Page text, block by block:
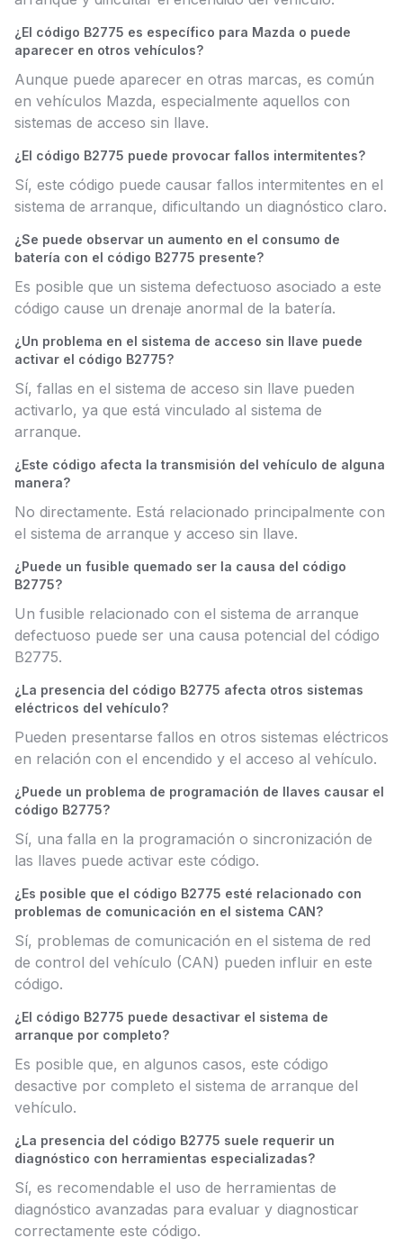
¿El código B2775 es específico para Mazda o puede
aparecer en otros vehículos?
Aunque puede aparecer en otras marcas, es común
en vehículos Mazda, especialmente aquellos con
sistemas de acceso sin llave.
¿El código B2775 puede provocar fallos intermitentes?
Sí, este código puede causar fallos intermitentes en el
sistema de arranque, dificultando un diagnóstico claro.
¿Se puede observar un aumento en el consumo de
batería con el código B2775 presente?
Es posible que un sistema defectuoso asociado a este
código cause un drenaje anormal de la batería.
¿Un problema en el sistema de acceso sin llave puede
activar el código B2775?
Sí, fallas en el sistema de acceso sin llave pueden
activarlo, ya que está vinculado al sistema de
arranque.
¿Este código afecta la transmisión del vehículo de alguna
manera?
No directamente. Está relacionado principalmente con
el sistema de arranque y acceso sin llave.
¿Puede un fusible quemado ser la causa del código
B2775?
Un fusible relacionado con el sistema de arranque
defectuoso puede ser una causa potencial del código
B2775.
¿La presencia del código B2775 afecta otros sistemas
eléctricos del vehículo?
Pueden presentarse fallos en otros sistemas eléctricos
en relación con el encendido y el acceso al vehículo.
¿Puede un problema de programación de llaves causar el
código B2775?
Sí, una falla en la programación o sincronización de
las llaves puede activar este código.
¿Es posible que el código B2775 esté relacionado con
problemas de comunicación en el sistema CAN?
Sí, problemas de comunicación en el sistema de red
de control del vehículo (CAN) pueden influir en este
código.
¿El código B2775 puede desactivar el sistema de
arranque por completo?
Es posible que, en algunos casos, este código
desactive por completo el sistema de arranque del
vehículo.
¿La presencia del código B2775 suele requerir un
diagnóstico con herramientas especializadas?
Sí, es recomendable el uso de herramientas de
diagnóstico avanzadas para evaluar y diagnosticar
correctamente este código.